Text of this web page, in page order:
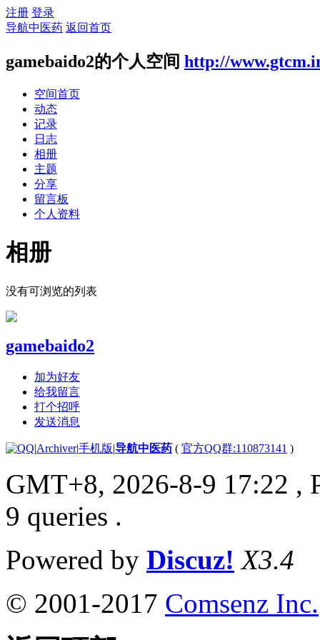
注册 登录
导航中医药 返回首页
gamebaido2的个人空间 http://
空间首页
动态
记录
日志
相册
主题
分享
留言板
个人资料
相册
没有可浏览的列表
gamebaido2
加为好友
给我留言
打个招呼
发送消息
|Archiver|手机版|导航中医药 ( 官方QQ群:110873141 )
GMT+8, 2026-8-9 17:22 ,
9 queries .
Powered by Discuz! X3.4
© 2001-2017 Comsenz Inc.